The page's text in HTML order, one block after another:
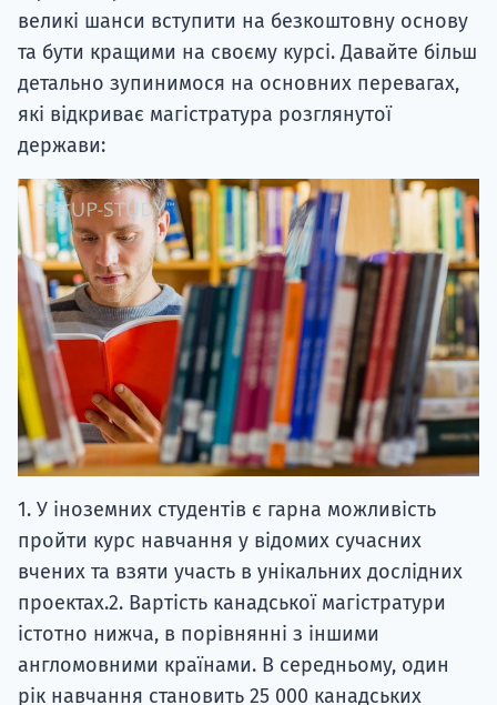
великі шанси вступити на безкоштовну основу
та бути кращими на своєму курсі. Давайте більш
детально зупинимося на основних перевагах,
які відкриває магістратура розглянутої
держави:
1. У іноземних студентів є гарна можливість
пройти курс навчання у відомих сучасних
вчених та взяти участь в унікальних дослідних
проектах.2. Вартість канадської магістратури
істотно нижча, в порівнянні з іншими
англомовними країнами. В середньому, один
рік навчання становить 25 000 канадських